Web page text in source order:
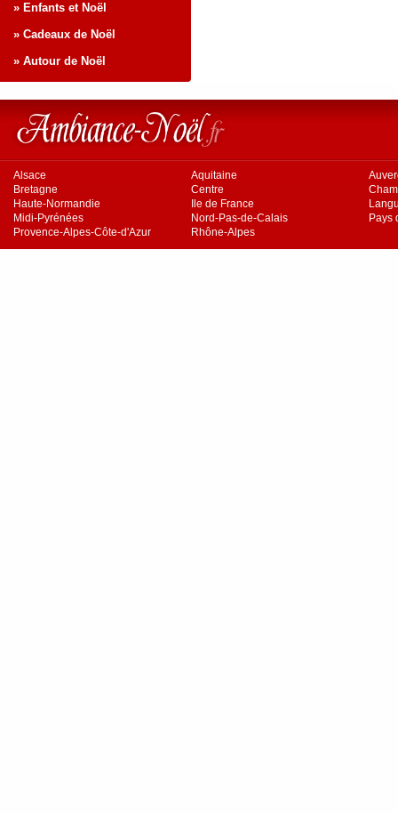
» Enfants et Noël
» Cadeaux de Noël
» Autour de Noël
Alsace Aquitaine
Bretagne
Centre
Haute-Normandie
Ile de France
Midi-Pyrénées
Nord-Pas-de-Calais
Pays
Provence-Alpes-Côte-d'Azur
Rhône-Alpes